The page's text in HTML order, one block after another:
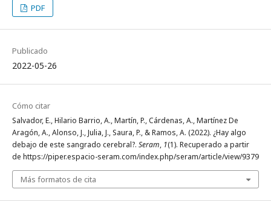
PDF
Publicado
2022-05-26
Cómo citar
Salvador, E., Hilario Barrio, A., Martín, P., Cárdenas, A., Martínez De
Aragón, A., Alonso, J., Julia, J., Saura, P., & Ramos, A. (2022). ¿Hay algo
debajo de este sangrado cerebral?. Seram, 1(1). Recuperado a partir
de https://piper.espacio-seram.com/index.php/seram/article/view/9379
Más formatos de cita